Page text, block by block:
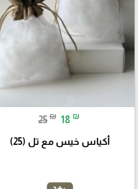
25 ₪ 18 ₪
أكياس خيس مع تل (25)